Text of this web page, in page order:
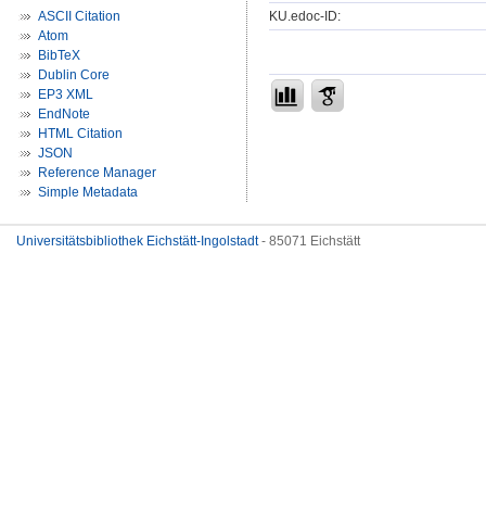
ASCII Citation
Atom
BibTeX
Dublin Core
EP3 XML
EndNote
HTML Citation
JSON
Reference Manager
Simple Metadata
KU.edoc-ID:
Universitätsbibliothek Eichstätt-Ingolstadt- 85071 Eichstätt